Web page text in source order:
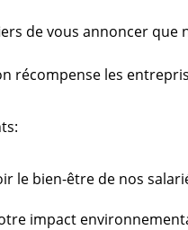
de vous annoncer
récompense les
le bien-être de nos
impact